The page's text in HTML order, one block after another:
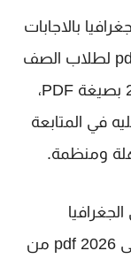
بالاجابات
للصف الثاني الثانوي الترم الثانى 2026 pdf لطلاب الصف
الثاني الثانوي الخاص بـ الترم الثاني 2026 بصيغة PDF،
في المتابعة
ومنظمة.
بالاجابات للصف الثاني الثانوي الترم الثانى 2026 pdf من